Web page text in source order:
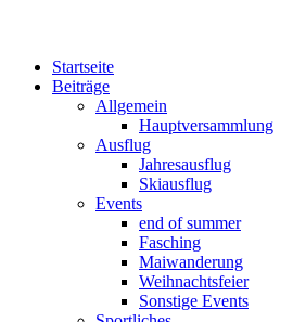
Startseite
Beiträge
Allgemein
Hauptversammlung
Ausflug
Jahresausflug
Skiausflug
Events
end of summer
Fasching
Maiwanderung
Weihnachtsfeier
Sonstige Events